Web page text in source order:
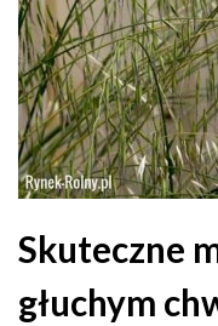
Skuteczne
głuchym